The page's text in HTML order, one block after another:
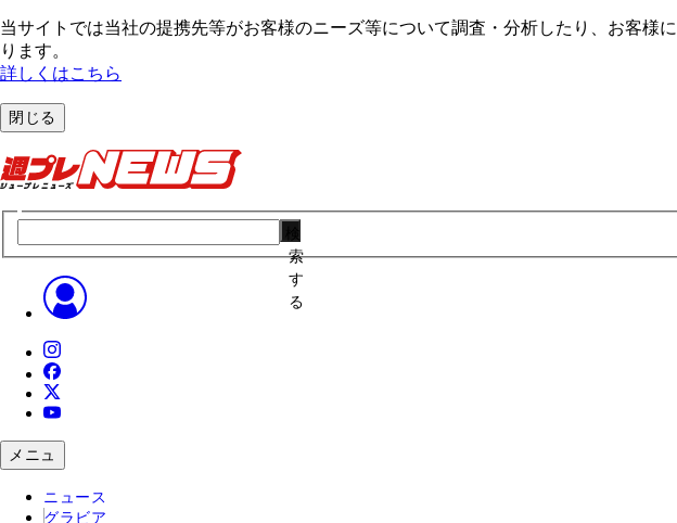
当サイトでは当社の提携先等がお客様のニーズ等について調査・分析したり、お客様
ります。
詳しくはこちら
閉じる
索
す
る
メニュ
ニュース
グラビア